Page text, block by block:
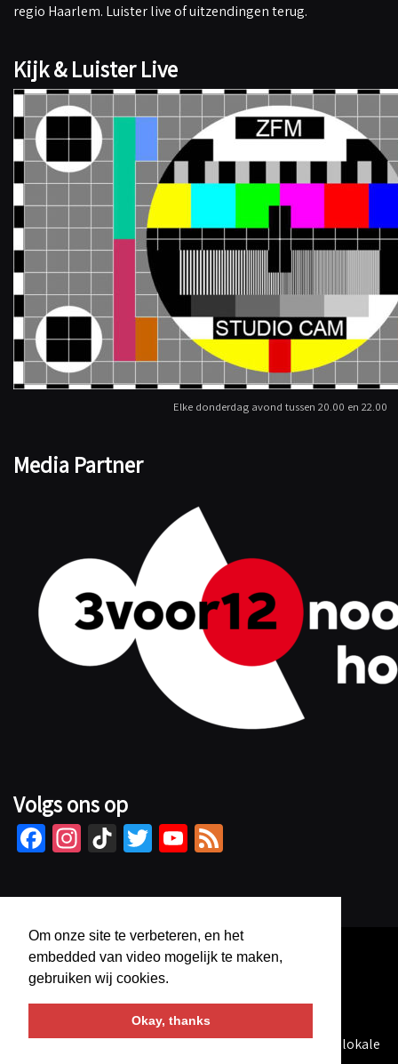
regio Haarlem. Luister live of uitzendingen terug.
Kijk & Luister Live
Elke donderdag avond tussen 20.00 en 22.00
Media Partner
Volgs ons op
Fa
b
o
o
k
In
ag
ra
m
Ti
o
k
T
tt
er
Yo
Tu
b
e
h
a
d
AlternativeFMis een programma geproduceerd bij de lokale
Om onze site te verbeteren, en het
embedded van video mogelijk te maken,
gebruiken wij cookies.
Okay, thanks